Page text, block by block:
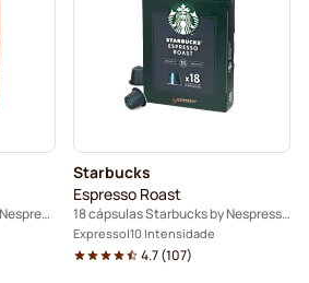
18 cápsulas Starbucks® by Nespresso®
Starbucks
Espresso Roast
18 cápsulas Starbucks by Nespresso®
Expresso 10 Intensidade
4.7(107)